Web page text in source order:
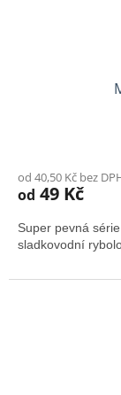
od 40,50 Kč bez
od 49 Kč
Super pevná
sladkovodní